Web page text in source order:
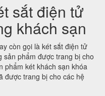
sắt điện tử
khách sạn
còn gọi là két sắt điện tử
sản phẩm được trang bị cho
phẩm két khách sạn khóa
được trang bị cho các hệ